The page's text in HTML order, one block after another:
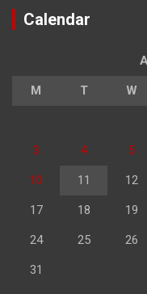
Calendar
M T W
3 4 5
10 11 12
17 18 19
24 25 26
31